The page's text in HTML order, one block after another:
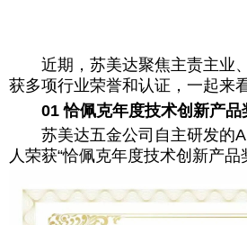
近期，苏美达聚焦主责主业
获多项行业荣誉和认证，一起来
01 恰佩克年度技术创新产品
苏美达五金公司自主研发的
人荣获“恰佩克年度技术创新产品